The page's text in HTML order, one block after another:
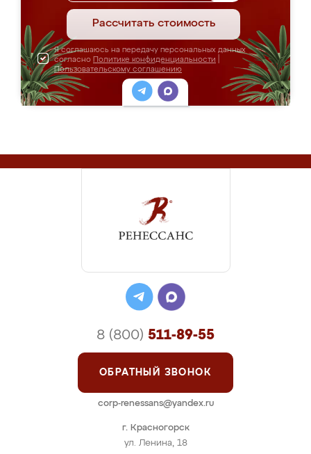
Рассчитать стоимость
Я соглашаюсь на передачу персональных данных
согласно Политике конфиденциальности
Пользовательскому соглашению
г. Красногорск
ул. Ленина, 18
8 (800) 511-89-55
ОБРАТНЫЙ ЗВОНОК
corp-renessans@yandex.ru